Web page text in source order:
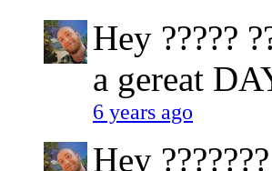
Hey ?????
a gereat
6 years ago
Hey